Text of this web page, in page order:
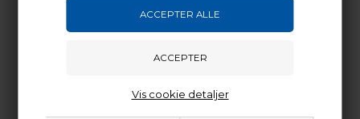
Vis cookie detaljer
Alle disse mål skal kun ses som en guideline
og varianter vil kunne forekomme
BOW LENGTH CHART